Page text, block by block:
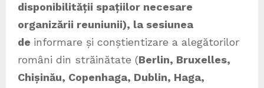
disponibilității spațiilor necesare
organizării reuniunii), la sesiunea
de informare și conștientizare a alegătorilor
români din străinătate (Berlin, Bruxelles,
Chișinău, Copenhaga, Dublin, Haga,